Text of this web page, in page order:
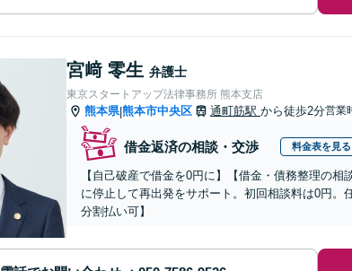
宮﨑 零生 弁護士
東京スタートアップ法律事務所 熊本支店
熊本県|熊本市中央区 通町筋駅 から徒歩2分営業
借金返済の相談・交渉 料金表を見る
【自己破産で借金を0円に】【借金・債務整理の
に停止して再出発をサポート。初回相談料は0円
分割払い可】